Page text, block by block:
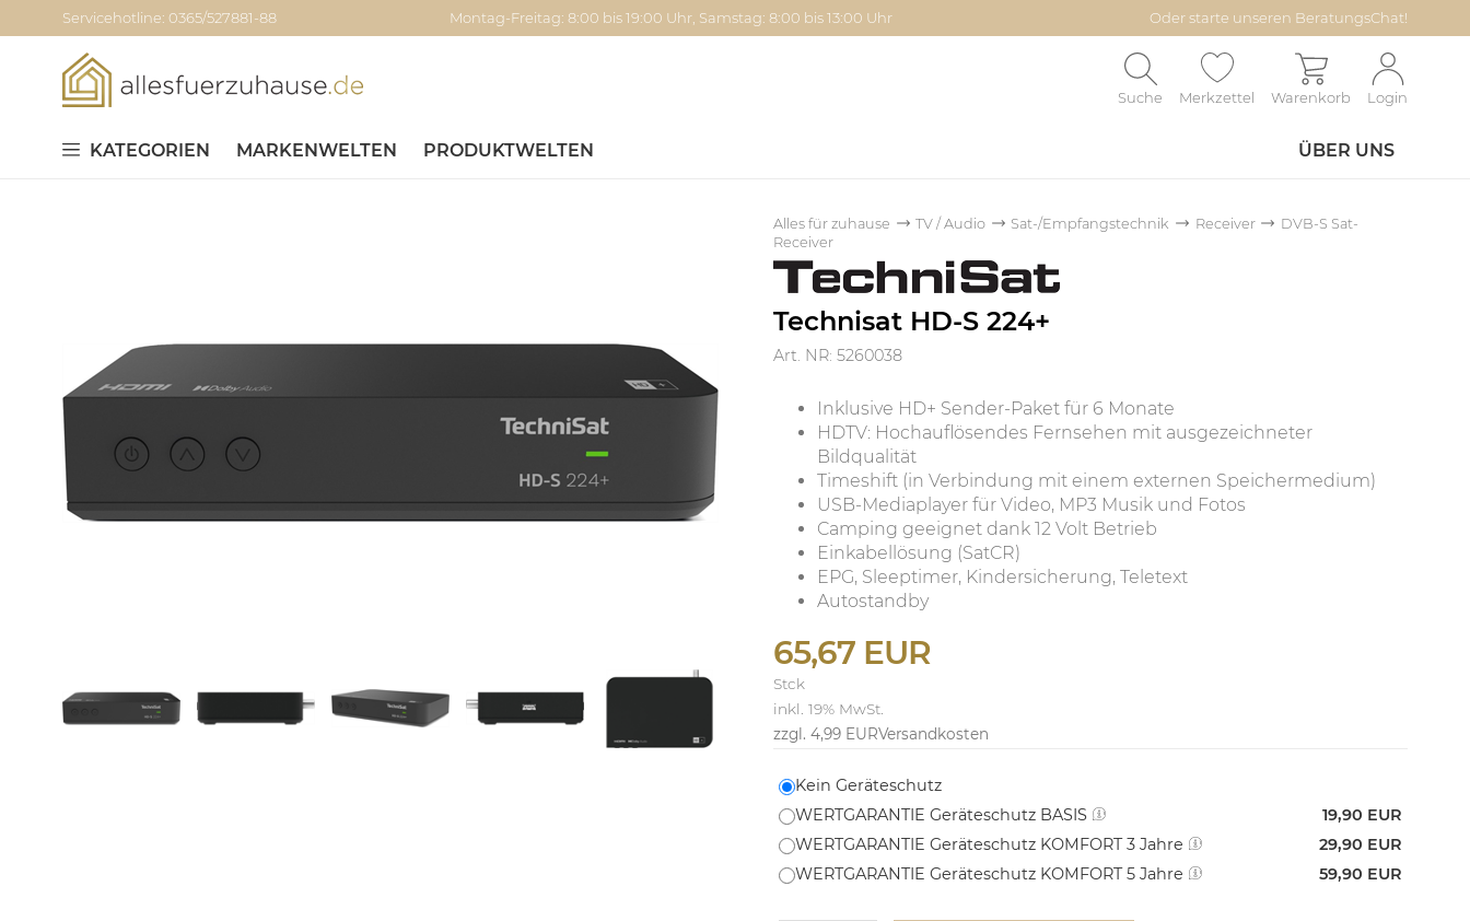
Servicehotline: 0365/527881-88 Montag-Freitag: 8:00 bis 19:00 Uhr, Samstag: 8:00 bis 13:00 Uhr Oder starte unseren BeratungsChat!
Suche Merkzettel Warenkorb Login
KATEGORIEN MARKENWELTEN PRODUKTWELTEN ÜBER UNS
Alles für zuhause TV / Audio Sat-/Empfangstechnik Receiver
DVB-S Sat-
Receiver
Technisat HD-S 224+
Art. NR: 5260038
Inklusive HD+ Sender-Paket für 6 Monate
HDTV: Hochauflösendes Fernsehen mit ausgezeichneter
Bildqualität
Timeshift (in Verbindung mit einem externen Speichermedium)
USB-Mediaplayer für Video, MP3 Musik und Fotos
Camping geeignet dank 12 Volt Betrieb
Einkabellösung (SatCR)
EPG, Sleeptimer, Kindersicherung, Teletext
Autostandby
65,67 EUR
Stck
inkl. 19% MwSt.
zzgl. 4,99 EURVersandkosten
Kein Geräteschutz
WERTGARANTIE Geräteschutz BASIS
19,90 EUR
WERTGARANTIE Geräteschutz KOMFORT 3 Jahre
29,90 EUR
WERTGARANTIE Geräteschutz KOMFORT 5 Jahre
59,90 EUR